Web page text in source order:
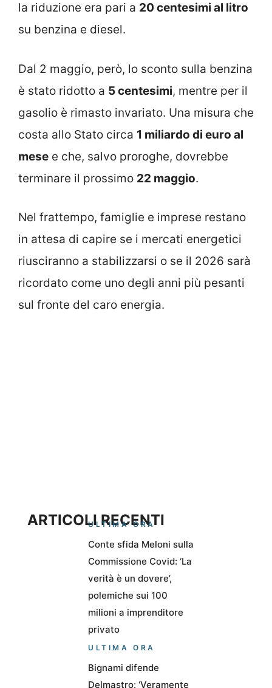
la riduzione era pari a 20 centesimi al litro
su benzina e diesel.
Dal 2 maggio, però, lo sconto sulla benzina
è stato ridotto a 5 centesimi, mentre per il
gasolio è rimasto invariato. Una misura che
costa allo Stato circa 1 miliardo di euro al
mese e che, salvo proroghe, dovrebbe
terminare il prossimo 22 maggio.
Nel frattempo, famiglie e imprese restano
in attesa di capire se i mercati energetici
riusciranno a stabilizzarsi o se il 2026 sarà
ricordato come uno degli anni più pesanti
sul fronte del caro energia.
ARTICOLI RECENTI
ULTIMA ORA
Conte sfida Meloni sulla
Commissione Covid: ‘La
verità è un dovere’,
polemiche sui 100
milioni a imprenditore
privato
ULTIMA ORA
Bignami difende
Delmastro: ‘Veramente